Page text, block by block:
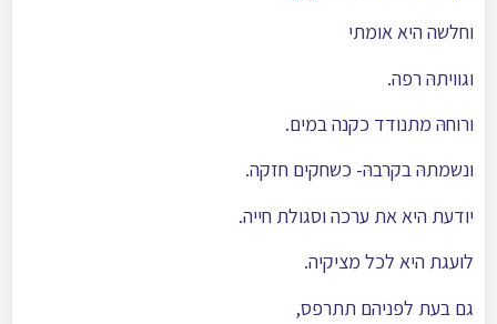
וחלשה היא אומתי
וגוויתהּ רפה.
ורוחהּ מתנודד כקנה במים.
ונשמתהּ בקרבהּ- כשחקים חזקה.
יודעת היא את ערכה וסגולת חייה.
לועגת היא לכל מציקיה.
גם בעת לפניהם תתרפס,